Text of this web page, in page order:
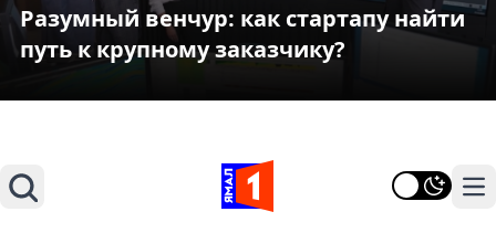
Разумный венчур: как стартапу найти
путь к крупному заказчику?
Поиск